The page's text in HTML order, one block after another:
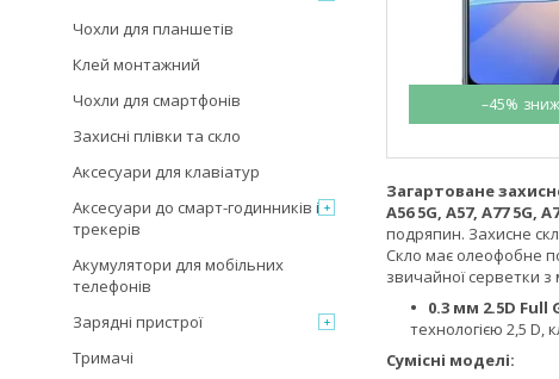
–45%
Загартоване
A56 5G, A57, A77 5G,
подряпин. Захисне
Скло має олеофобне
звичайної серветки з
0.3 мм 2.5D Full
технологією 2,5 D,
Сумісні моделі:
Чохли для планшетів
Клей монтажний
Чохли для смартфонів
Захисні плівки та скло
Аксесуари для клавіатур
Аксесуари до смарт-годинників і
трекерів
Акумулятори для мобільних
телефонів
Зарядні пристрої
Тримачі